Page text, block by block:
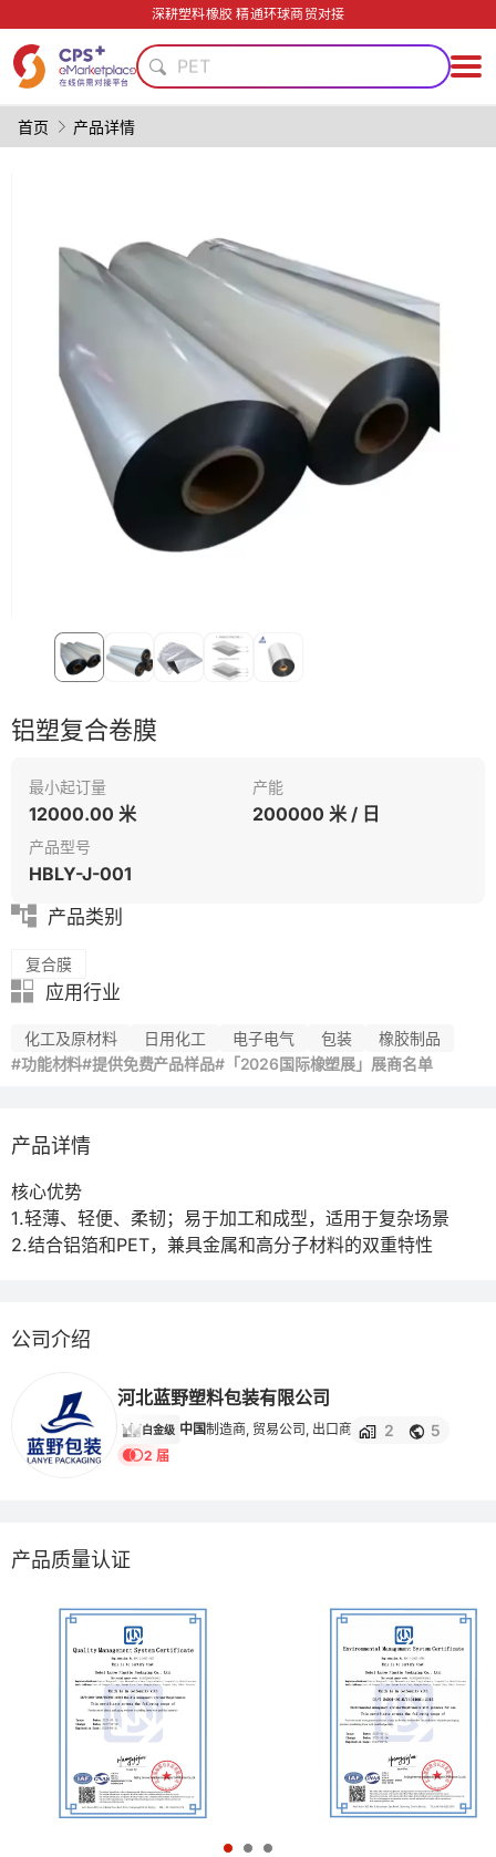
深耕塑料橡胶 精通环球商贸对接
PVC
绿色成型方案
安全包装技术
生物降解
表面处理
薄壁注塑
PET
绿色成型方案
安全包装技术
模具
生物降解
PP
首页 产品详情
铝塑复合卷膜
最小起订量
12000.00 米
产能
200000 米 / 日
产品型号
HBLY-J-001
产品类别
复合膜
应用行业
化工及原材料 日用化工 电子电气 包装
橡胶制品
#功能材料#提供免费产品样品#「2026国际橡塑展」展商名单
产品详情
核心优势
1.轻薄、轻便、柔韧；易于加工和成型，适用于复杂场景
2.结合铝箔和PET，兼具金属和高分子材料的双重特性
公司介绍
河北蓝野塑料包装有限公司
白金级 中国制造商, 贸易公司, 出口商 2 5
2 届
产品质量认证